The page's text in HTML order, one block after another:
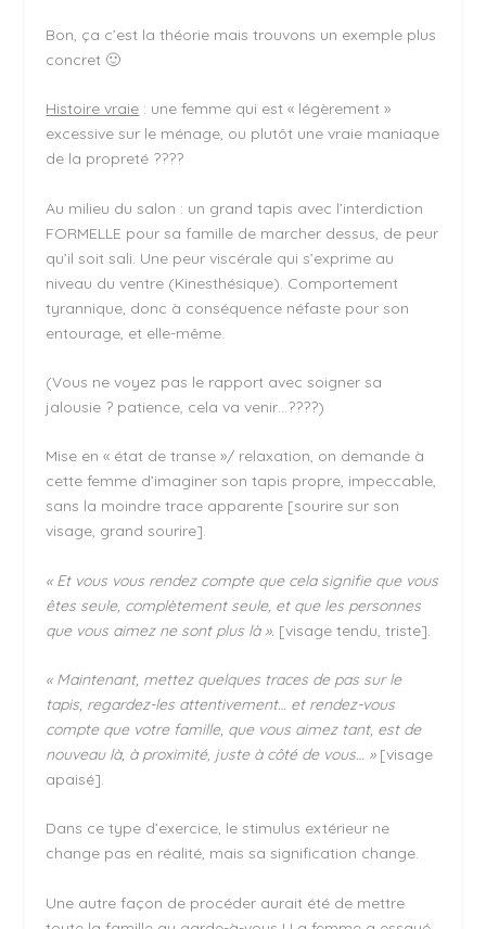
Bon, ça c’est la théorie mais trouvons un exemple plus
concret 🙂
Histoire vraie : une femme qui est « légèrement »
excessive sur le ménage, ou plutôt une vraie maniaque
de la propreté ????
Au milieu du salon : un grand tapis avec l’interdiction
FORMELLE pour sa famille de marcher dessus, de peur
qu’il soit sali. Une peur viscérale qui s’exprime au
niveau du ventre (Kinesthésique). Comportement
tyrannique, donc à conséquence néfaste pour son
entourage, et elle-même.
(Vous ne voyez pas le rapport avec soigner sa
jalousie ? patience, cela va venir…????)
Mise en « état de transe »/ relaxation, on demande à
cette femme d’imaginer son tapis propre, impeccable,
sans la moindre trace apparente [sourire sur son
visage, grand sourire].
« Et vous vous rendez compte que cela signifie que vous
êtes seule, complètement seule, et que les personnes
que vous aimez ne sont plus là ». [visage tendu, triste].
« Maintenant, mettez quelques traces de pas sur le
tapis, regardez-les attentivement… et rendez-vous
compte que votre famille, que vous aimez tant, est de
nouveau là, à proximité, juste à côté de vous… »[visage
apaisé].
Dans ce type d’exercice, le stimulus extérieur ne
change pas en réalité, mais sa signification change.
Une autre façon de procéder aurait été de mettre